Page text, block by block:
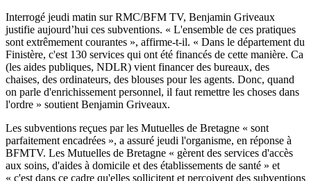
Interrogé jeudi matin sur RMC/BFM TV, Benjamin Griveaux
justifie aujourd’hui ces subventions. « L'ensemble de ces pratiques
sont extrêmement courantes », affirme-t-il. « Dans le département du
Finistère, c'est 130 services qui ont été financés de cette manière. Ca
(les aides publiques, NDLR) vient financer des bureaux, des
chaises, des ordinateurs, des blouses pour les agents. Donc, quand
on parle d'enrichissement personnel, il faut remettre les choses dans
l'ordre » soutient Benjamin Griveaux.
Les subventions reçues par les Mutuelles de Bretagne « sont
parfaitement encadrées », a assuré jeudi l'organisme, en réponse à
BFMTV. Les Mutuelles de Bretagne « gèrent des services d'accès
aux soins, d'aides à domicile et des établissements de santé » et
« c'est dans ce cadre qu'elles sollicitent et perçoivent des subventions